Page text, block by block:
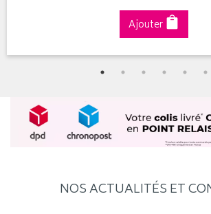
Ajouter
NOS ACTUALITÉS ET